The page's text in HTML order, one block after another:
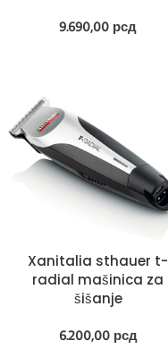
9.690,00 рсд
Xanitalia sthauer t-
radial mašinica za
šišanje
6.200,00 рсд